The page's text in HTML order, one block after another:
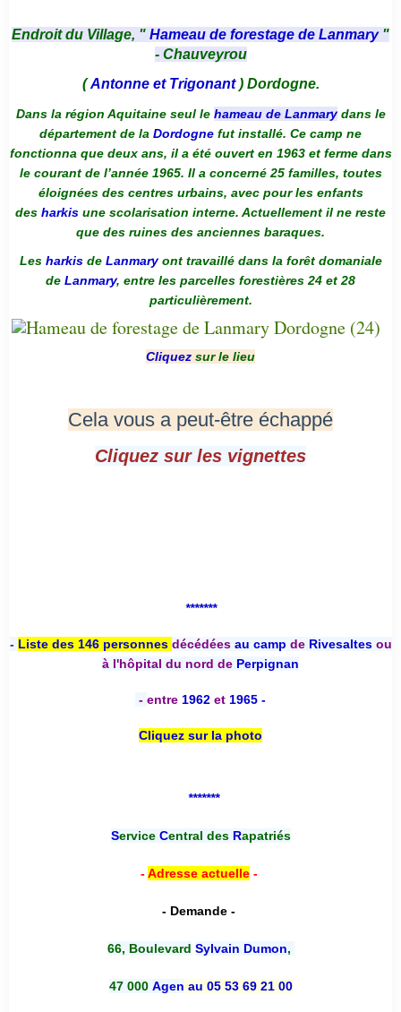
Endroit du Village, " Hameau de forestage de Lanmary "
- Chauveyrou
(Antonne et Trigonant) Dordogne.
Dans la région Aquitaine seul le hameau de Lanmarydans le
département de la Dordogne fut installé. Ce camp ne
fonctionna que deux ans, il a été ouvert en 1963 et ferme dans
le courant de l’année 1965. Il a concerné 25 familles, toutes
éloignées des centres urbains, avec pour les enfants
des harkis une scolarisation interne. Actuellement il ne reste
que des ruines des anciennes baraques.
Les harkis de Lanmaryont travaillé dans la forêt domaniale
de Lanmary, entre les parcelles forestières 24 et 28
particulièrement.
Cliquez sur le lieu
Cela vous a peut-être échappé
Cliquez sur les vignettes
*******
- Liste des 146 personnes décédées au camp deRivesaltesou
à l'hôpital du nord de Perpignan
- entre 1962 et 1965 -
Cliquez sur la photo
*******
Service Central desRapatriés
-Adresse actuelle-
- Demande -
66, Boulevard Sylvain Dumon,
47 000 Agen au 05 53 69 21 00